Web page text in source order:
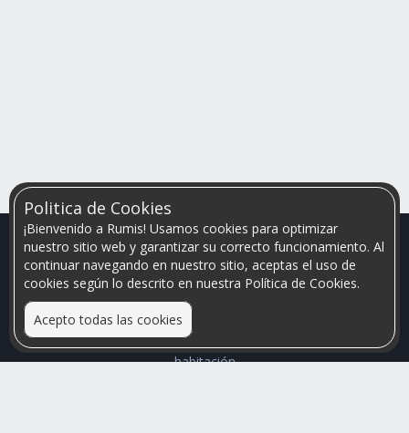
Politica de Cookies
¡Bienvenido a Rumis! Usamos cookies para optimizar
nuestro sitio web y garantizar su correcto funcionamiento. Al
continuar navegando en nuestro sitio, aceptas el uso de
cookies según lo descrito en nuestra Política de Cookies.
Acepto todas las cookies
Relacionamos personas que arriendan con las que buscan una
habitación